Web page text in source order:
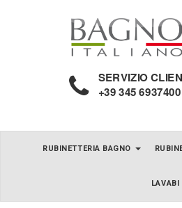
SERVIZIO
+39 345 6937400
RUBINETTERIA BAGNO
LAVABI